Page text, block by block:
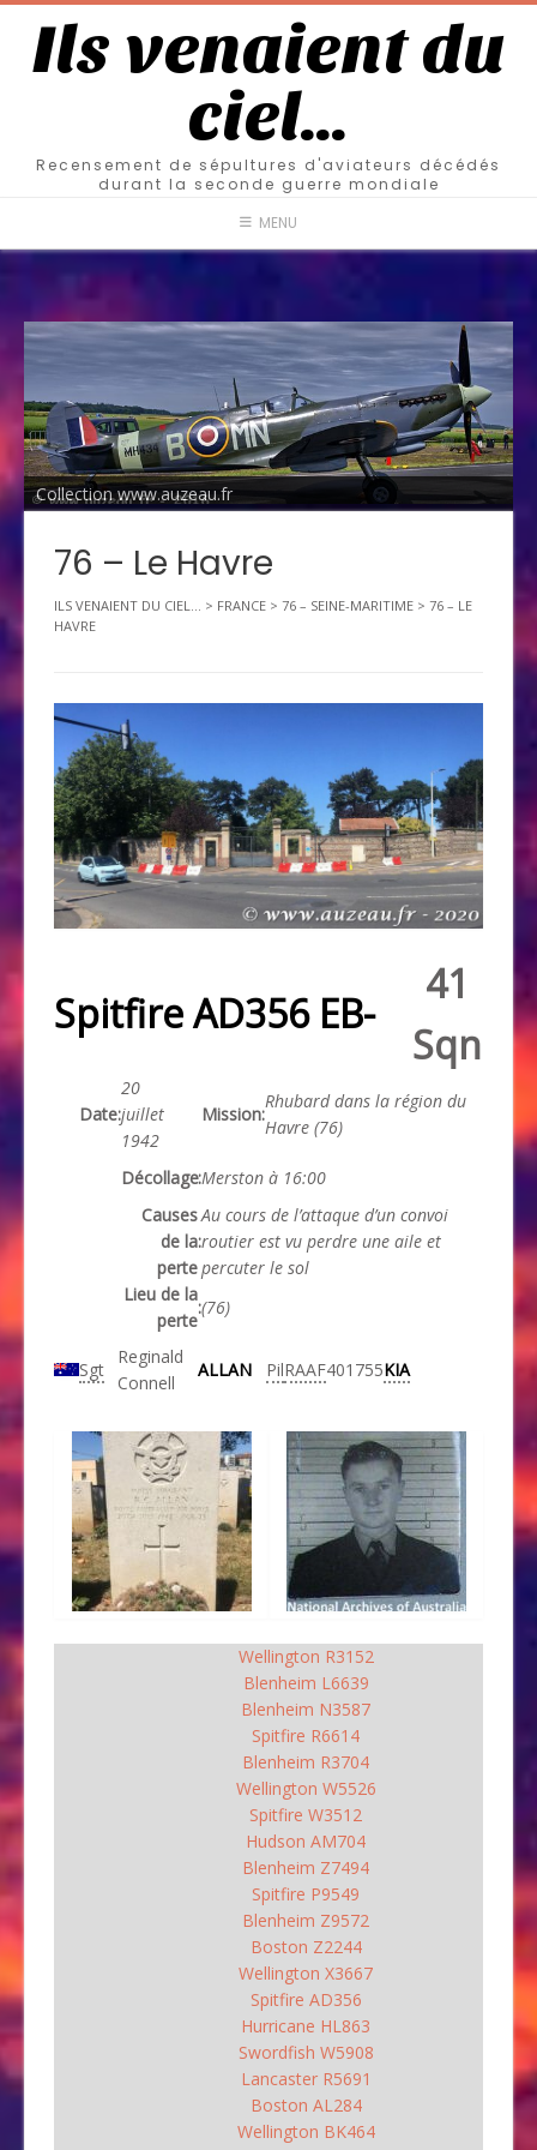
Ils venaient du
ciel…
Recensement de sépultures d'aviateurs décédés
durant la seconde guerre mondiale
MENU
Collection www.auzeau.fr
76 – Le Havre
ILS VENAIENT DU CIEL... > FRANCE > 76 – SEINE-MARITIME > 76 – LE
HAVRE
Spitfire AD356 EB-
41
Sqn
Date:
20
juillet
1942
Mission:
Rhubard dans la région du
Havre (76)
Décollage:Merston à 16:00
Causes
de la
perte
:
Au cours de l’attaque d’un convoi
routier est vu perdre une aile et
percuter le sol
Lieu de la
perte
:(76)
Sgt
Reginald
Connell
ALLAN PilRAAF401755KIA
Wellington R3152
Blenheim L6639
Blenheim N3587
Spitfire R6614
Blenheim R3704
Wellington W5526
Spitfire W3512
Hudson AM704
Blenheim Z7494
Spitfire P9549
Blenheim Z9572
Boston Z2244
Wellington X3667
Spitfire AD356
Hurricane HL863
Swordfish W5908
Lancaster R5691
Boston AL284
Wellington BK464